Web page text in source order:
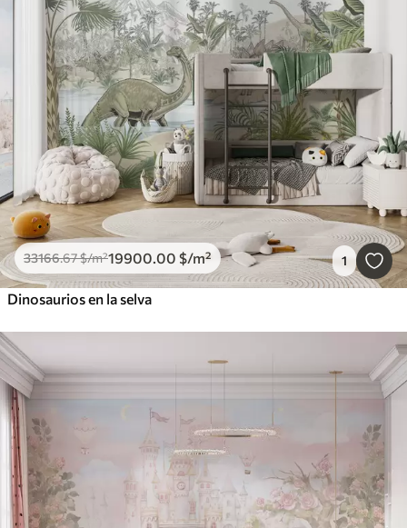
33166.67$/m²19900.00 $/m² 1
Dinosaurios en la selva